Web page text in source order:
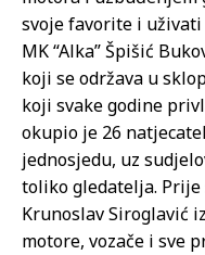
svoje favorite i
MK “Alka” Špišić
koji se održava u
koji svake godine
okupio je 26
jednosjedu, uz
toliko gledatelja.
Krunoslav Siroglavić
motore, vozače i sve